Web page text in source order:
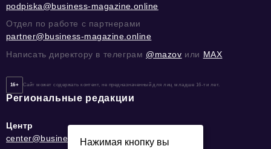
podpiska@business-magazine.online
Отдел по работе с партнерами
partner@business-magazine.online
Написать директору в телеграм @mazov или MAX
16+ Сайт может содержать контент, не предназначенный для лиц младше 16-ти лет.
Региональные редакции
Центр
center@business-magazine.online
Нажимая кнопку вы